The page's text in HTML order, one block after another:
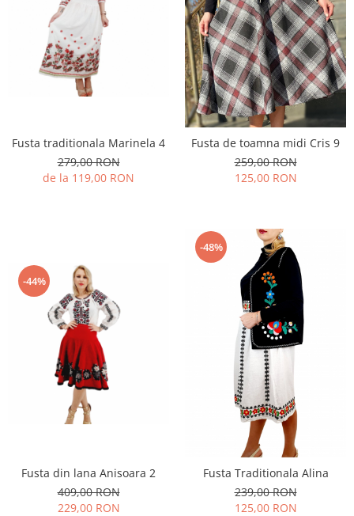
Fusta traditionala Marinela 4
279,00 RON
de la 119,00 RON
Fusta de toamna midi Cris 9
259,00 RON
125,00 RON
-44%
Fusta din lana Anisoara 2
409,00 RON
229,00 RON
-48%
Fusta Traditionala Alina
239,00 RON
125,00 RON